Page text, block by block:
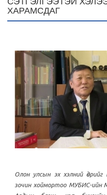
ХАРАМСДАГ
Олон улсын эх хэлний өдрийг
зочин хоймортоо МУБИС-ийн